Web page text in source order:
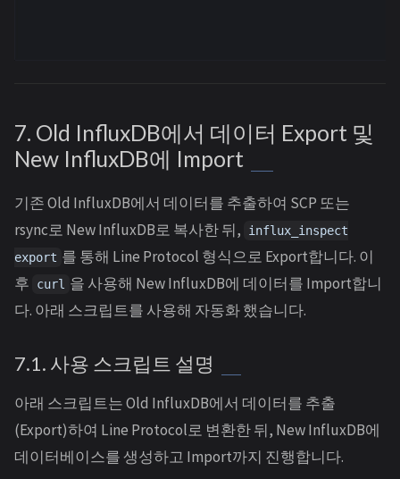
7. Old InfluxDB에서 데이터 Export 및
New InfluxDB에 Import
기존 Old InfluxDB에서 데이터를 추출하여 SCP 또는
rsync로 New InfluxDB로 복사한 뒤,
influx_inspect
export 를 통해 Line Protocol 형식으로 Export합니다. 이
후
curl 을 사용해 New InfluxDB에 데이터를 Import합니
다. 아래 스크립트를 사용해 자동화 했습니다.
7.1. 사용 스크립트 설명
아래 스크립트는 Old InfluxDB에서 데이터를 추출
(Export)하여 Line Protocol로 변환한 뒤, New InfluxDB에
데이터베이스를 생성하고 Import까지 진행합니다.